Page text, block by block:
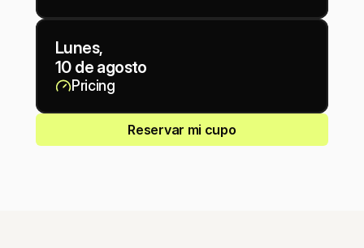
Lunes,
10 de agosto
Pricing
Reservar mi cupo